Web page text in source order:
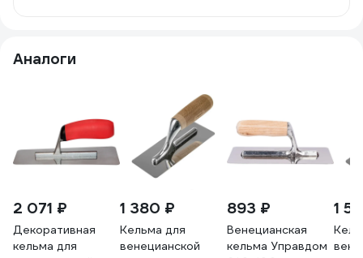
Аналоги
2 071 ₽
Декоративная
кельма для
1 380 ₽
Кельма для
венецианской
893 ₽
Венецианская
кельма Управдом
1